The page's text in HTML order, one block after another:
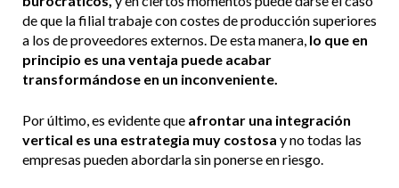
de que la filial trabaje con costes de producción superiores
a los de proveedores externos. De esta manera, lo que en
principio es una ventaja puede acabar
transformándose en un inconveniente.
Por último, es evidente que afrontar una integración
vertical es una estrategia muy costosa y no todas las
empresas pueden abordarla sin ponerse en riesgo.